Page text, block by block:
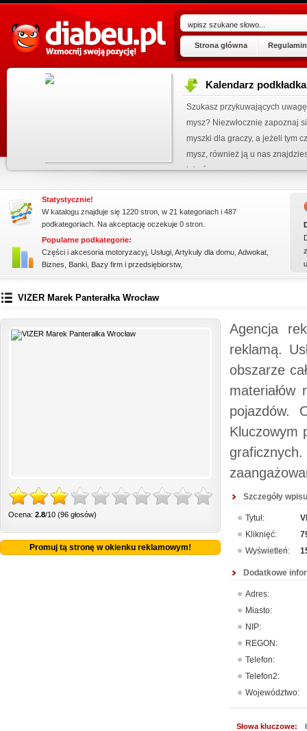
Strona główna
promowane strony w katalogu!
zrobione są z najlepszej
Data dodania: 03.07.2026
Zobacz szczegóły wpisu »
Promuj stronę w okienku!
Statystycznie!
W katalogu znajduje się 1220 stron, w 21 kategoriach i 487
podkategoriach. Na akceptację oczekuje 0 stron.
Popularne podkategorie:
Części i akcesoria motoryzacyj Usługi Artykuły dla domu Adwokat
Biznes
Banki Bazy firm i przedsiębiorstw,
VIZER Marek Panterałka Wrocław
Ocena: 2.8/10 (96 głosów)
Promuj tą stronę w okienku reklamowym!
Agencja
reklamą.
obszarze
pojazdów.
Kluczowym
Szczegóły
Tytuł:
Kliknięć:
Wyświetleń:
Dodatkowe
Adres:
Miasto:
NIP:
REGON:
Telefon:
Telefon2:
Województwo:
Słowa kluczowe: